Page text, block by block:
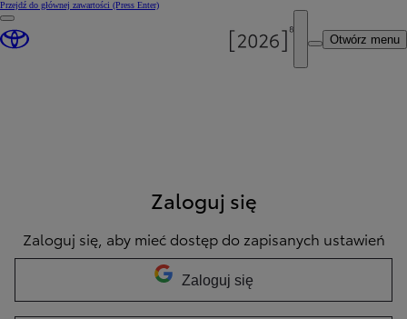
Przejdź do głównej zawartości (Press Enter)
Otwórz menu
Zaloguj się
Zaloguj się, aby mieć dostęp do zapisanych ustawień
Zaloguj się